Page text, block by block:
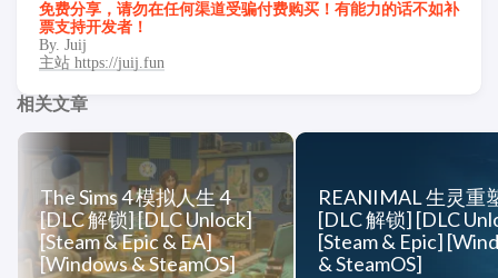
免费分享，请勿在任何渠道受骗付费购买！有能力的话不如补
票支持开发者！
By. Juij
主站 https://juij.fun
相关文章
The Sims 4 模拟人生 4
[DLC 解锁] [DLC Unlock]
[Steam & Epic & EA]
[Windows & SteamOS]
REANIMAL 生灵重
[DLC 解锁] [DLC
[Steam & Epic]
& SteamOS]